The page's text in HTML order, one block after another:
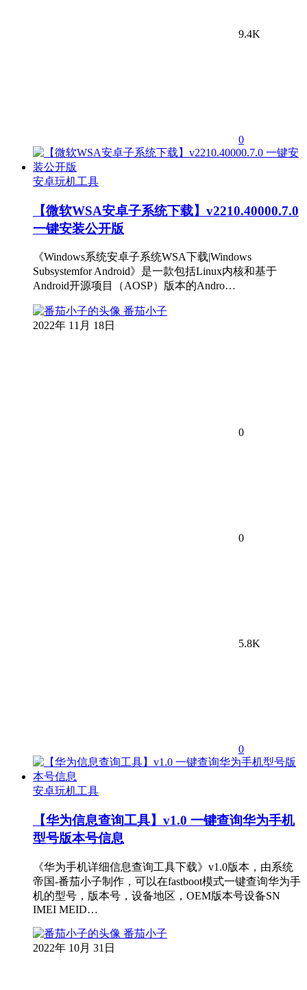
9.4K
0
安卓玩机工具
【微软WSA安卓子系统下载】v2210.40000.7.0
一键安装公开版
《Windows系统安卓子系统WSA下载|Windows
Subsystemfor Android》是一款包括Linux内核和基于
Android开源项目（AOSP）版本的Andro…
番茄小子
2022年 11月 18日
0
0
5.8K
0
安卓玩机工具
【华为信息查询工具】v1.0 一键查询华为手机
型号版本号信息
《华为手机详细信息查询工具下载》v1.0版本，由系统
帝国-番茄小子制作，可以在fastboot模式一键查询华为手
机的型号，版本号，设备地区，OEM版本号设备SN
IMEI MEID…
番茄小子
2022年 10月 31日